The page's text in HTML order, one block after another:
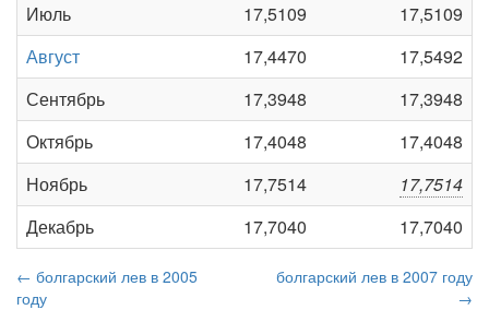
Июль
17,5109
17,5109
Август
17,4470
17,5492
Сентябрь
17,3948
17,3948
Октябрь
17,4048
17,4048
Ноябрь
17,7514
17,7514
Декабрь
17,7040 17,7040
← болгарский лев в 2005
году
болгарский лев в 2007 году
→